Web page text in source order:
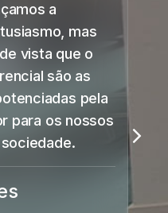
a
mas
vista que o
são as
pela
para os nossos